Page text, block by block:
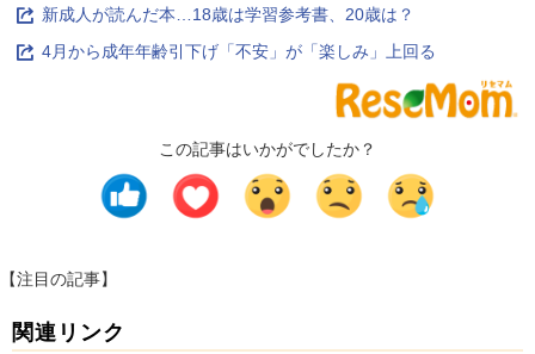
新成人が読んだ本…18歳は学習参考書、20歳は？
4月から成年年齢引下げ「不安」が「楽しみ」上回る
この記事はいかがでしたか？
【注目の記事】
関連リンク